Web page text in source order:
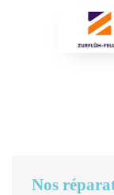
Nos